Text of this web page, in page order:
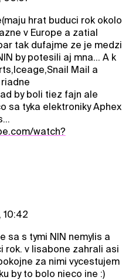
hrat buduci rok okolo
v Europe a zatial
tak dufajme ze je medzi
by potesili aj mna... A k
Mail a
by boli tiez fajn ale
sa tyka elektroniky Aphex
watch?
10:42
sa s tymi NIN nemylis a
rok. v lisabone zahrali asi
za nimi vycestujem
by to bolo nieco ine :)